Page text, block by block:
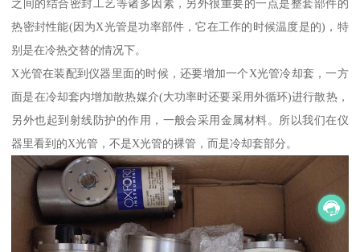
之间的结合密封工艺等诸多因素，另外很重要的一点是整套部件的
热密封性能(因为X光管是功率部件，它在工作的时候温度是的)，特
别是在冷热交替的情况下。
X光管在装配到仪器里面的时候，还要增加一个X光管冷却套，一方
面是在冷却套内增加散热媒介(大功率时还要采用外循环)进行散热，
另外也起到射线防护的作用，一般会采用金属材料。所以我们在仪
器里看到的X光管，不是X光管的裸管，而是冷却套部分。